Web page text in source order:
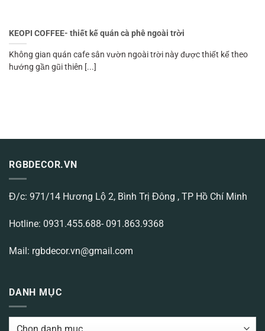
KEOPI COFFEE- thiết kế quán cà phê ngoài trời
Không gian quán cafe sân vườn ngoài trời này được thiết kế theo
hướng gần gũi thiên [...]
RGBDECOR.VN
Đ/c: 971/14 Hương Lộ 2, Bình Trị Đông , TP Hồ Chí Minh
Hotline: 0931.455.688- 091.863.9368
Mail: rgbdecor.vn@gmail.com
DANH MỤC
DANH